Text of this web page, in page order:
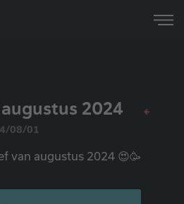
2024
08/01
van augustus 2024 😍🥳